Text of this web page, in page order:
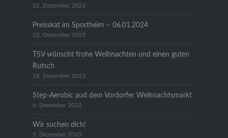
22. Dezember 2023
Preisskat im Sportheim – 06.01.2024
22. Dezember 2023
TSV wünscht frohe Weihnachten und einen guten
Rutsch
18. Dezember 2023
Step-Aerobic aud dem Vordorfer Weihnachtsmarkt
6. Dezember 2023
Wir suchen dich!
5. Dezember 2023